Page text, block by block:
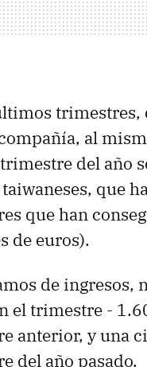
trimestres,
al
del año
que
que han
de euros).
de ingresos,
el trimestre -
anterior, y una
del año pasado.